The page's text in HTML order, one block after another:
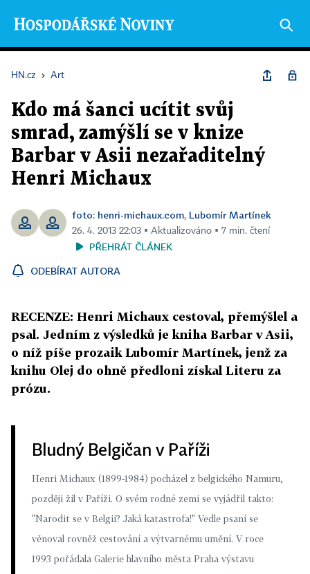
HN.cz › Art
Kdo má šanci ucítit svůj
smrad, zamýšlí se v knize
Barbar v Asii nezařaditelný
Henri Michaux
foto: henri-michaux.com, Lubomír Martínek
26. 4. 2013 22:03 ▪ Aktualizováno ▪ 7 min. čtení
PŘEHRÁT ČLÁNEK
ODEBÍRAT AUTORA
RECENZE: Henri Michaux cestoval, přemýšlel a
psal. Jedním z výsledků je kniha Barbar v Asii,
o níž píše prozaik Lubomír Martínek, jenž za
knihu Olej do ohně předloni získal Literu za
prózu.
Bludný Belgičan v Paříži
Henri Michaux (1899-1984) pocházel z belgického Namuru,
později žil v Paříži. O svém rodné zemi se vyjádřil takto:
"Narodit se v Belgii? Jaká katastrofa!" Vedle psaní se
věnoval rovněž cestování a výtvarnému umění. V roce
1993 pořádala Galerie hlavního města Praha výstavu